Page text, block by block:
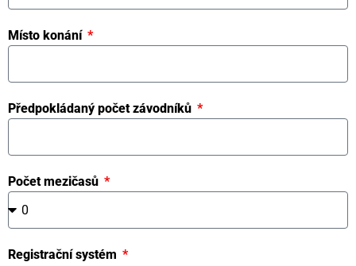
Místo konání
Předpokládaný počet závodníků
Počet mezičasů
Registrační systém